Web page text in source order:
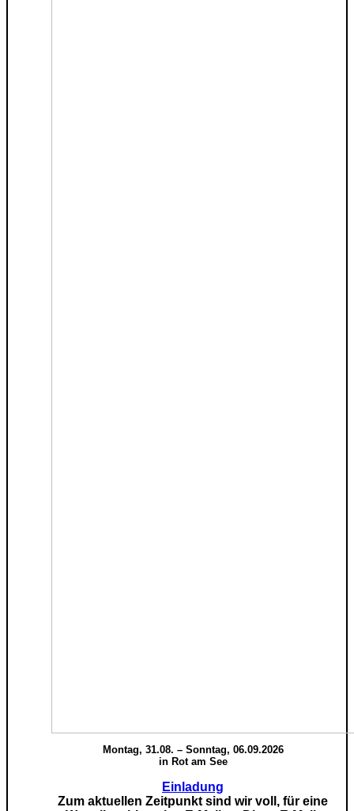
Montag, 31.08. – Sonntag, 06.09.2026
in Rot am See
Einladung
Zum aktuellen Zeitpunkt sind wir voll, für eine